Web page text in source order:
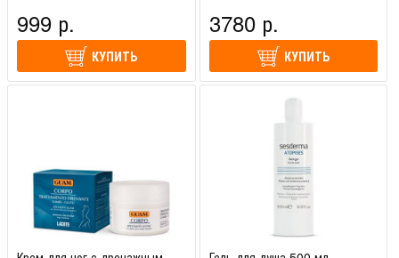
999 р.
КУПИТЬ
3780 р.
КУПИТЬ